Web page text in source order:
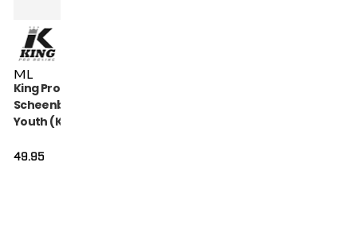
ML
King Pro Boxing
Scheenbeschermers
Youth (KPB SG
49.95